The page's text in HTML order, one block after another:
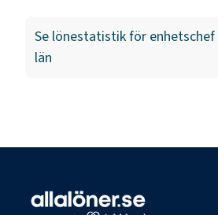
Se lönestatistik för enhetschef
län